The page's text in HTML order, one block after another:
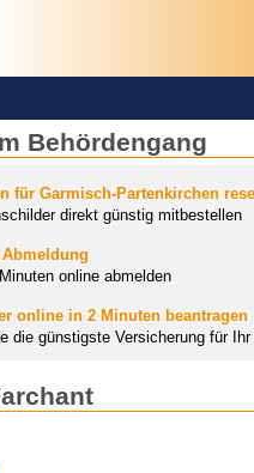
Behördengang
für Garmisch-Partenkirchen
direkt günstig mitbestellen
online abmelden
online in 2 Minuten beantragen
die günstigste Versicherung für